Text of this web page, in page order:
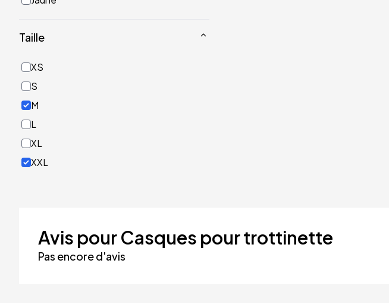
Or
Taille
XS
S
M
L
XL
XXL
Avis pour Casques pour trottinette
Pas encore d'avis